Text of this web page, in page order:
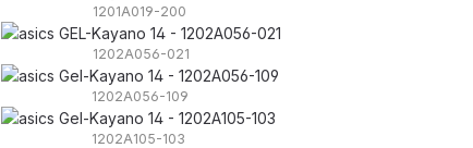
1201A019-200
1202A056-021
1202A056-109
1202A105-103